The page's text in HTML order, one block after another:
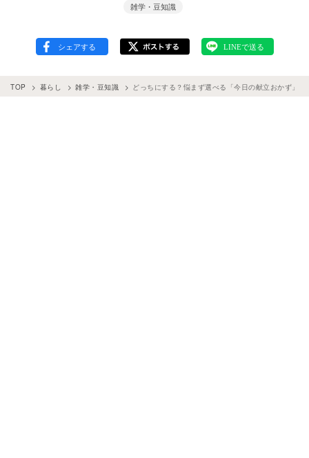
雑学・豆知識
TOP 暮らし 雑学・豆知識 どっちにする？悩まず選べる「今日の献立おかず」